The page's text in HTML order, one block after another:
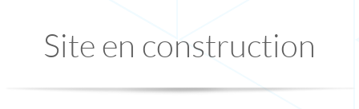
Site en construction